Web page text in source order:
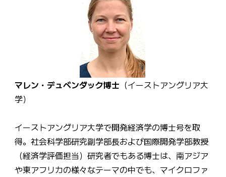
マレン・デュベンダック博士 （イーストアングリア大
学）
イーストアングリア大学で開発経済学の博士号を取
得。社会科学部研究副学部長および国際開発学部教授
（経済学評価担当）研究者でもある博士は、南アジア
や東アフリカの様々なテーマの中でも、マイクロファ